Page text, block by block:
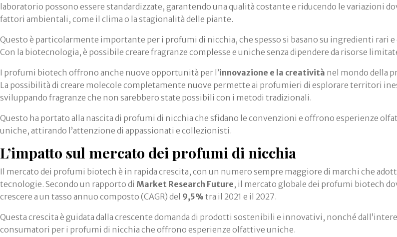
laboratorio possono essere standardizzate, garantendo una qualità costante e riducendo le variazioni
fattori ambientali, come il clima o la stagionalità delle piante.
Questo è particolarmente importante per i profumi di nicchia, che spesso si basano su ingredienti rari e
Con la biotecnologia, è possibile creare fragranze complesse e uniche senza dipendere da risorse
I profumi biotech offrono anche nuove opportunità per l’innovazione e la creatività nel mondo della
La possibilità di creare molecole completamente nuove permette ai profumieri di esplorare territori
sviluppando fragranze che non sarebbero state possibili con i metodi tradizionali.
Questo ha portato alla nascita di profumi di nicchia che sfidano le convenzioni e offrono esperienze
uniche, attirando l’attenzione di appassionati e collezionisti.
L’impatto sul mercato dei profumi di nicchia
Il mercato dei profumi biotech è in rapida crescita, con un numero sempre maggiore di marchi che
tecnologie. Secondo un rapporto di Market Research Future, il mercato globale dei profumi biotech
crescere a un tasso annuo composto (CAGR) del 9,5% tra il 2021 e il 2027.
Questa crescita è guidata dalla crescente domanda di prodotti sostenibili e innovativi, nonché
consumatori per i profumi di nicchia che offrono esperienze olfattive uniche.